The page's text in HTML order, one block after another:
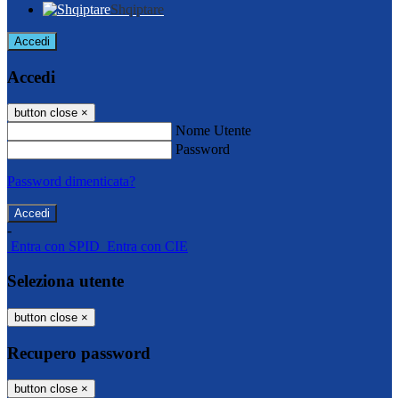
Shqiptare
Accedi
Accedi
button close ×
Nome Utente
Password
Password dimenticata?
-
Entra con SPID Entra con CIE
Seleziona utente
button close ×
Recupero password
button close ×